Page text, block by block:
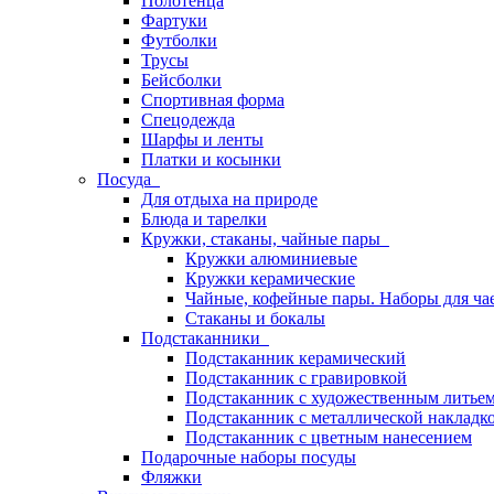
Фартуки
Футболки
Трусы
Бейсболки
Спортивная форма
Спецодежда
Шарфы и ленты
Платки и косынки
Посуда
Для отдыха на природе
Блюда и тарелки
Кружки, стаканы, чайные пары
Кружки алюминиевые
Кружки керамические
Чайные, кофейные пары. Наборы для
Стаканы и бокалы
Подстаканники
Подстаканник керамический
Подстаканник c гравировкой
Подстаканник с художественным
Подстаканник с металлической
Подстаканник с цветным нанесением
Подарочные наборы посуды
Фляжки